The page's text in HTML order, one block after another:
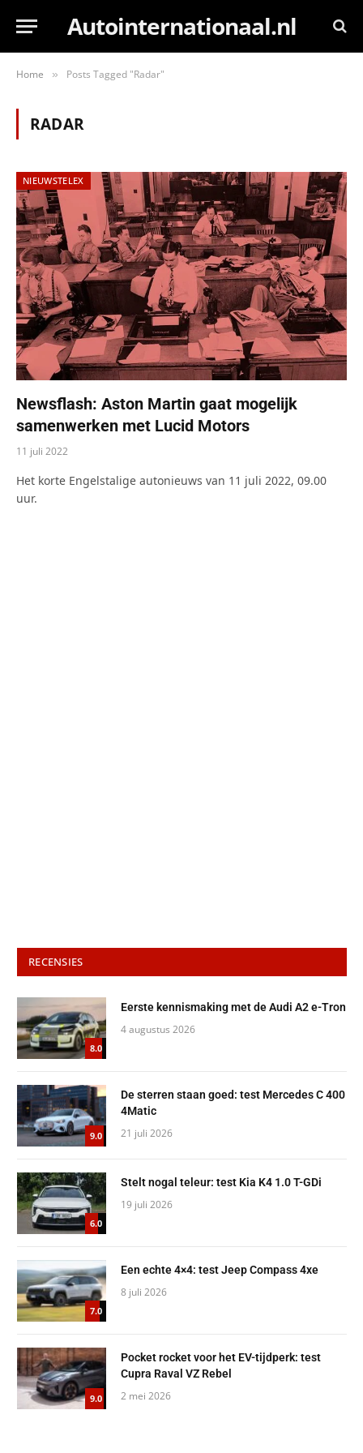
Autointernationaal.nl
Home » Posts Tagged "Radar"
RADAR
NIEUWSTELEX
Newsflash: Aston Martin gaat mogelijk
samenwerken met Lucid Motors
11 juli 2022
Het korte Engelstalige autonieuws van 11 juli 2022, 09.00
uur.
RECENSIES
8.0
Eerste kennismaking met de Audi A2 e-Tron
4 augustus 2026
9.0
De sterren staan goed: test Mercedes C 400
4Matic
21 juli 2026
6.0
Stelt nogal teleur: test Kia K4 1.0 T-GDi
19 juli 2026
7.0
Een echte 4×4: test Jeep Compass 4xe
8 juli 2026
9.0
Pocket rocket voor het EV-tijdperk: test
Cupra Raval VZ Rebel
2 mei 2026